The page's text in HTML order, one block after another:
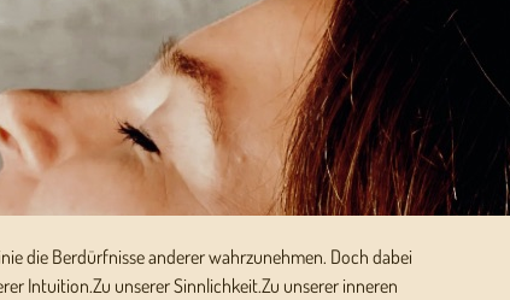
die Berdürfnisse anderer wahrzunehmen. Doch dabei
Intuition.Zu unserer Sinnlichkeit.Zu unserer inneren